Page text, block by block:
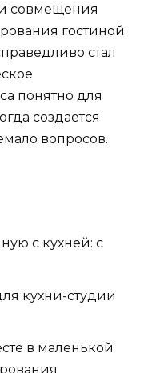
совмещения
гостиной
стал
понятно для
создается
вопросов.
с кухней: с
кухни-студии
в маленькой